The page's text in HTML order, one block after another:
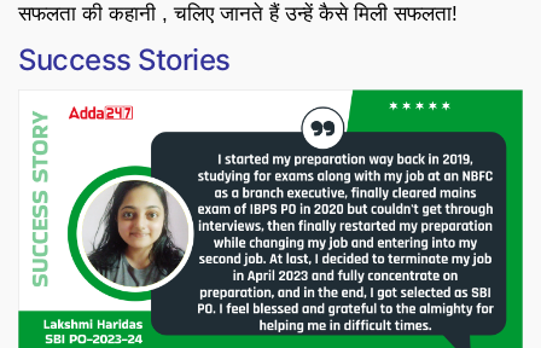
सफलता की कहानी , चलिए जानते हैं उन्हें कैसे मिली सफलता!
Success Stories